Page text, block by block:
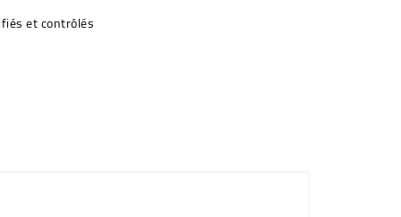
et contrôlés